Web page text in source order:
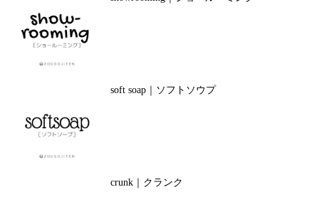
soft soap｜ソフトソウプ
crunk｜クランク